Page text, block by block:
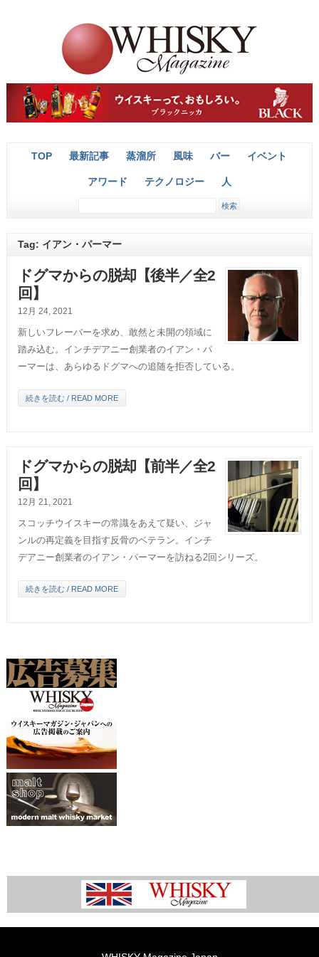
TOP 最新記事 蒸溜所 風味 バー イベント
アワード テクノロジー 人
Tag: イアン・パーマー
ドグマからの脱却【後半／全2
回】
12月 24, 2021
新しいフレーバーを求め、敢然と未開の領域に
踏み込む。インチデアニー創業者のイアン・パ
ーマーは、あらゆるドグマへの追随を拒否している。
続きを読む / READ MORE
ドグマからの脱却【前半／全2
回】
12月 21, 2021
スコッチウイスキーの常識をあえて疑い、ジャ
ンルの再定義を目指す反骨のベテラン。インチ
デアニー創業者のイアン・パーマーを訪ねる2回シリーズ。
続きを読む / READ MORE